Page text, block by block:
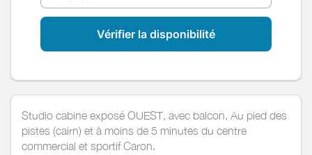
Vérifier la disponibilité
Studio cabine exposé OUEST, avec balcon. Au pied des
pistes (cairn) et à moins de 5 minutes du centre
commercial et sportif Caron.